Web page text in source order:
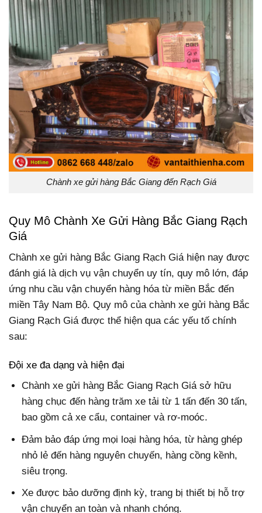
Chành xe gửi hàng Bắc Giang đến Rạch Giá
Quy Mô Chành Xe Gửi Hàng Bắc Giang Rạch
Giá
Chành xe gửi hàng Bắc Giang Rạch Giá hiện nay được
đánh giá là dịch vụ vận chuyển uy tín, quy mô lớn, đáp
ứng nhu cầu vận chuyển hàng hóa từ miền Bắc đến
miền Tây Nam Bộ. Quy mô của chành xe gửi hàng Bắc
Giang Rạch Giá được thể hiện qua các yếu tố chính
sau:
Đội xe đa dạng và hiện đại
Chành xe gửi hàng Bắc Giang Rạch Giá sở hữu
hàng chục đến hàng trăm xe tải từ 1 tấn đến 30 tấn,
bao gồm cả xe cẩu, container và rơ-moóc.
Đảm bảo đáp ứng mọi loại hàng hóa, từ hàng ghép
nhỏ lẻ đến hàng nguyên chuyến, hàng cồng kềnh,
siêu trọng.
Xe được bảo dưỡng định kỳ, trang bị thiết bị hỗ trợ
vận chuyển an toàn và nhanh chóng.